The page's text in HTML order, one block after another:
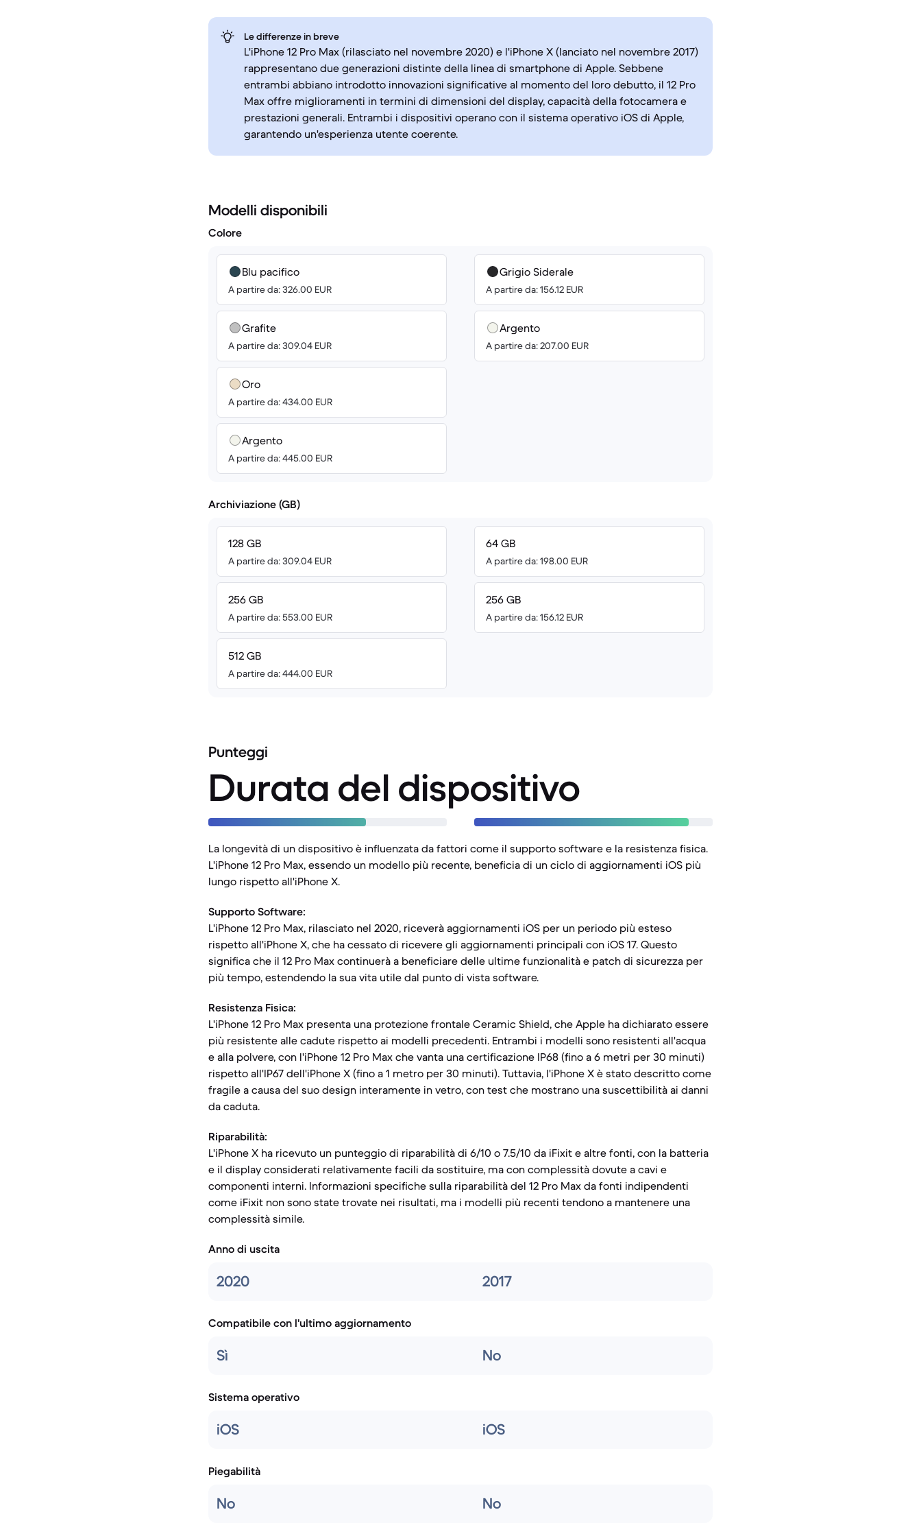
Le differenze in breve
L'iPhone 12 Pro Max (rilasciato nel novembre 2020) e l'iPhone X (lanciato nel novembre 2017)
rappresentano due generazioni distinte della linea di smartphone di Apple. Sebbene
entrambi abbiano introdotto innovazioni significative al momento del loro debutto, il 12 Pro
Max offre miglioramenti in termini di dimensioni del display, capacità della fotocamera e
prestazioni generali. Entrambi i dispositivi operano con il sistema operativo iOS di Apple,
garantendo un'esperienza utente coerente.
Modelli disponibili
Colore
Blu pacifico
A partire da: 326.00 EUR
Grafite
A partire da: 309.04 EUR
Oro
A partire da: 434.00 EUR
Argento
A partire da: 445.00 EUR
Grigio Siderale
A partire da: 156.12 EUR
Argento
A partire da: 207.00 EUR
Archiviazione (GB)
128 GB
A partire da: 309.04 EUR
256 GB
A partire da: 553.00 EUR
512 GB
A partire da: 444.00 EUR
64 GB
A partire da: 198.00 EUR
256 GB
A partire da: 156.12 EUR
Punteggi
Durata del dispositivo
La longevità di un dispositivo è influenzata da fattori come il supporto software e la resistenza fisica.
L'iPhone 12 Pro Max, essendo un modello più recente, beneficia di un ciclo di aggiornamenti iOS più
lungo rispetto all'iPhone X.
Supporto Software:
L'iPhone 12 Pro Max, rilasciato nel 2020, riceverà aggiornamenti iOS per un periodo più esteso
rispetto all'iPhone X, che ha cessato di ricevere gli aggiornamenti principali con iOS 17. Questo
significa che il 12 Pro Max continuerà a beneficiare delle ultime funzionalità e patch di sicurezza per
più tempo, estendendo la sua vita utile dal punto di vista software.
Resistenza Fisica:
L'iPhone 12 Pro Max presenta una protezione frontale Ceramic Shield, che Apple ha dichiarato essere
più resistente alle cadute rispetto ai modelli precedenti. Entrambi i modelli sono resistenti all'acqua
e alla polvere, con l'iPhone 12 Pro Max che vanta una certificazione IP68 (fino a 6 metri per 30 minuti)
rispetto all'IP67 dell'iPhone X (fino a 1 metro per 30 minuti). Tuttavia, l'iPhone X è stato descritto come
fragile a causa del suo design interamente in vetro, con test che mostrano una suscettibilità ai danni
da caduta.
Riparabilità:
L'iPhone X ha ricevuto un punteggio di riparabilità di 6/10 o 7.5/10 da iFixit e altre fonti, con la batteria
e il display considerati relativamente facili da sostituire, ma con complessità dovute a cavi e
componenti interni. Informazioni specifiche sulla riparabilità del 12 Pro Max da fonti indipendenti
come iFixit non sono state trovate nei risultati, ma i modelli più recenti tendono a mantenere una
complessità simile.
Anno di uscita
2020 2017
Compatibile con l'ultimo aggiornamento
Sì No
Sistema operativo
iOS iOS
Piegabilità
No No